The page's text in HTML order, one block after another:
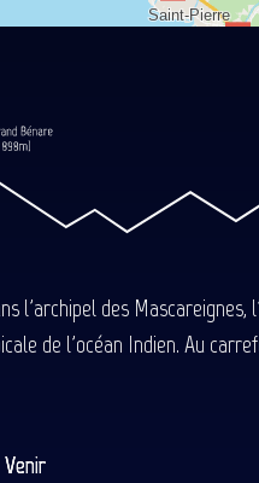
l'archipel des
de l'océan Indien. Au
Venir